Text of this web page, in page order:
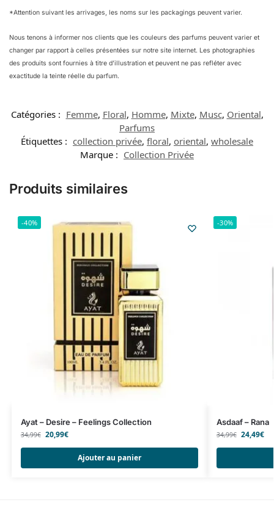
*Attention suivant les arrivages, les noms sur les packagings peuvent varier.
Nous tenons à informer nos clients que les couleurs des parfums peuvent varier et
changer par rapport à celles présentées sur notre site internet. Les photographies
des produits sont fournies à titre d’illustration et peuvent ne pas refléter avec
exactitude la teinte réelle du parfum.
Catégories : Femme, Floral, Homme, Mixte, Musc, Oriental,
Parfums
Étiquettes : collection privée, floral, oriental, wholesale
Marque : Collection Privée
Produits similaires
-40%
Ayat – Desire – Feelings Collection
34,99€ 20,99€
Ajouter au panier
-30%
Asdaaf – Rana
34,99€ 24,49€